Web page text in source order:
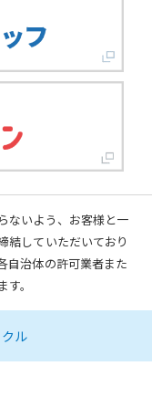
ないよう、お客様と一
結していただいており
自治体の許可業者また
。
ル